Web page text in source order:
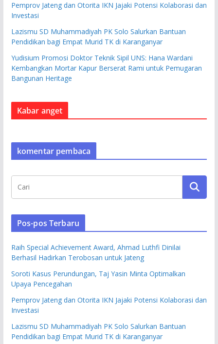
Pemprov Jateng dan Otorita IKN Jajaki Potensi Kolaborasi dan
Investasi
Lazismu SD Muhammadiyah PK Solo Salurkan Bantuan
Pendidikan bagi Empat Murid TK di Karanganyar
Yudisium Promosi Doktor Teknik Sipil UNS: Hana Wardani
Kembangkan Mortar Kapur Berserat Rami untuk Pemugaran
Bangunan Heritage
Kabar anget
komentar pembaca
Pos-pos Terbaru
Raih Special Achievement Award, Ahmad Luthfi Dinilai
Berhasil Hadirkan Terobosan untuk Jateng
Soroti Kasus Perundungan, Taj Yasin Minta Optimalkan
Upaya Pencegahan
Pemprov Jateng dan Otorita IKN Jajaki Potensi Kolaborasi dan
Investasi
Lazismu SD Muhammadiyah PK Solo Salurkan Bantuan
Pendidikan bagi Empat Murid TK di Karanganyar